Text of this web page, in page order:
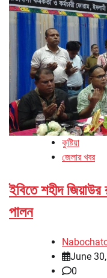
কুষ্টিয়া
জেলার খবর
ইবিতে শহীদ জিয়াউর
পালন
June
0